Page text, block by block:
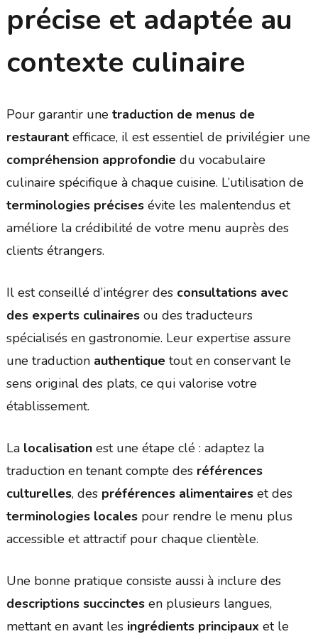
précise et adaptée au
contexte culinaire
Pour garantir une traduction de menus de
restaurantefficace, il est essentiel de privilégier une
compréhension approfondiedu vocabulaire
culinaire spécifique à chaque cuisine. L’utilisation de
terminologies précisesévite les malentendus et
améliore la crédibilité de votre menu auprès des
clients étrangers.
Il est conseillé d’intégrer des consultations avec
des experts culinairesou des traducteurs
spécialisés en gastronomie. Leur expertise assure
une traduction authentiquetout en conservant le
sens original des plats, ce qui valorise votre
établissement.
La localisationest une étape clé : adaptez la
traduction en tenant compte des références
culturelles, des préférences alimentaireset des
terminologies localespour rendre le menu plus
accessible et attractif pour chaque clientèle.
Une bonne pratique consiste aussi à inclure des
descriptions succinctesen plusieurs langues,
mettant en avant les ingrédients principaux et le